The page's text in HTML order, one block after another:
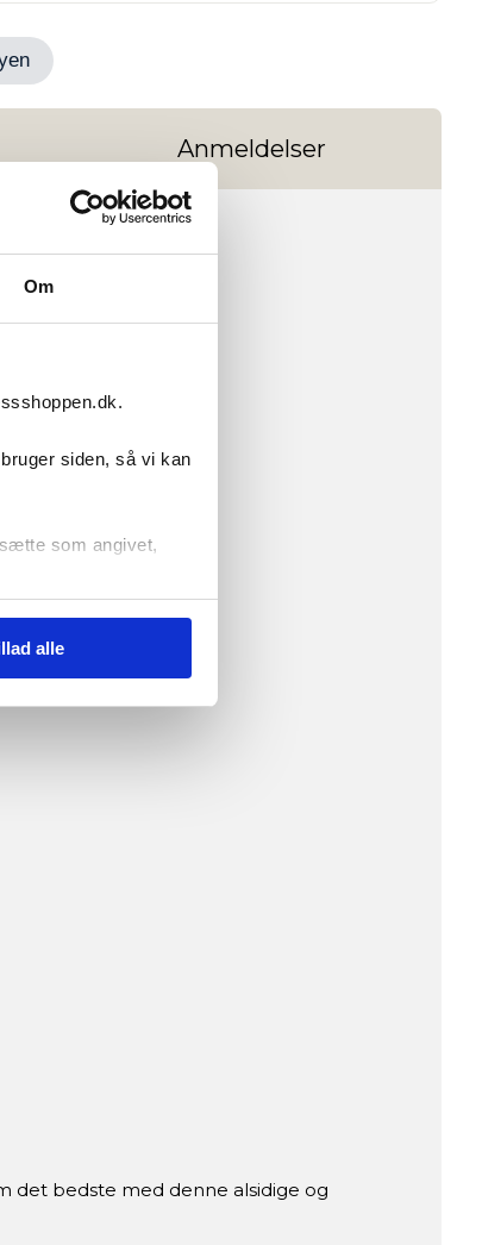
Om
siden, så vi kan
som angivet,
alle
Anmeldelser
stil på bedste vis:
det bedste med denne alsidige og